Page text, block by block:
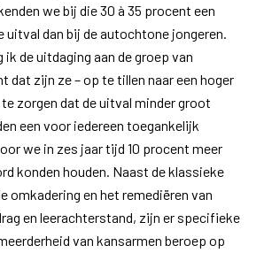
we bij die 30 à 35 procent een
uitval dan bij de autochtone jongeren.
ik de uitdaging aan de groep van
dat zijn ze – op te tillen naar een hoger
zorgen dat de uitval minder groot
een voor iedereen toegankelijk
we in zes jaar tijd 10 procent meer
konden houden. Naast de klassieke
omkadering en het remediëren van
en leerachterstand, zijn er specifieke
van kansarmen beroep op